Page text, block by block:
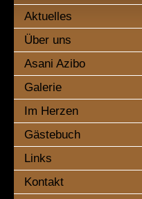
Aktuelles
Über uns
Asani Azibo
Galerie
Im Herzen
Gästebuch
Links
Kontakt